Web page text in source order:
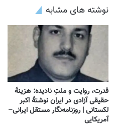
نوشته های مشابه
قدرت، روایت و ملتِ نادیده: هزینهٔ
حقیقی آزادی در ایران نوشتهٔ اکبر
لکستانی | روزنامه‌نگار مستقل ایرانی–
آمریکایی